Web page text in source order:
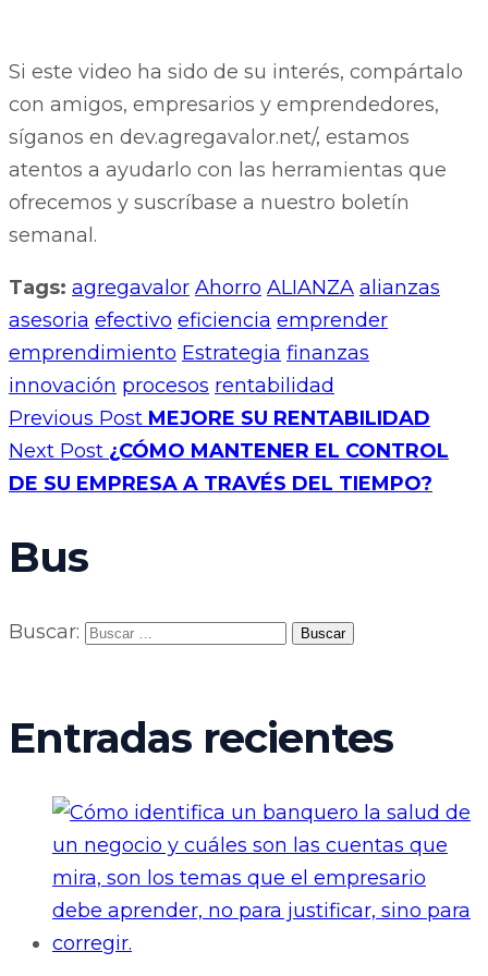
Si este video ha sido de su interés, compártalo
con amigos, empresarios y emprendedores,
síganos en dev.agregavalor.net/, estamos
atentos a ayudarlo con las herramientas que
ofrecemos y suscríbase a nuestro boletín
semanal.
Tags: agregavalor Ahorro ALIANZA alianzas
asesoria efectivo eficiencia emprender
emprendimiento Estrategia finanzas
innovación procesos rentabilidad
Previous Post MEJORE SU RENTABILIDAD
Next Post ¿CÓMO MANTENER EL CONTROL
DE SU EMPRESA A TRAVÉS DEL TIEMPO?
Bus
Buscar:
Entradas recientes